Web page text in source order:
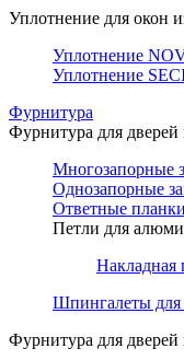
Уплотнение для окон
Уплотнение
Уплотнение
Фурнитура
Фурнитура для
Многозапорные
Однозапорные
Ответные
Петли для
Накладная
Шпингалеты
Фурнитура для